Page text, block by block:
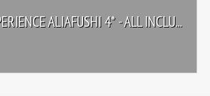
ALIAFUSHI 4* - ALL INCLU...